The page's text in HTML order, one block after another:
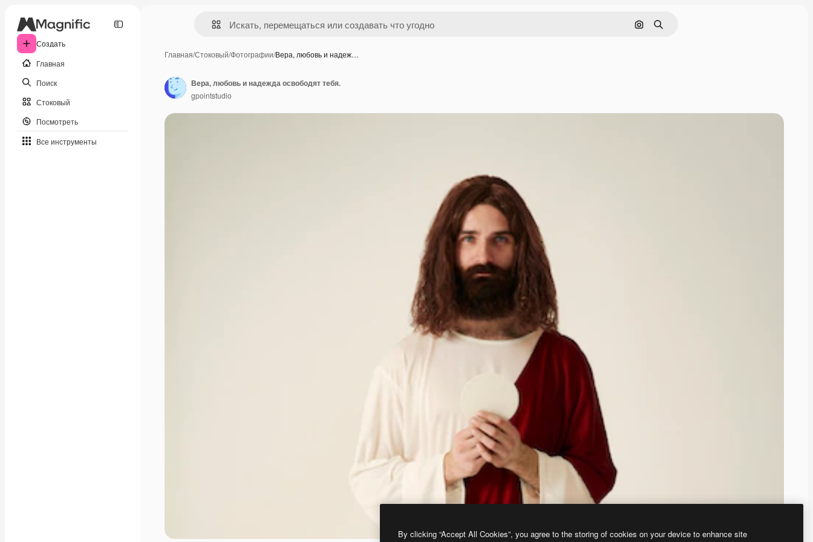
Создать
Главная
Поиск
Стоковый
Посмотреть
Все инструменты
Поиск по изображению
Поиск
Главная/Стоковый/Фотографии/Вера, любовь и надеж…
Вера, любовь и надежда освободят тебя.
gpointstudio
By clicking “Accept All Cookies”, you agree to the storing of cookies on your device to enhance site